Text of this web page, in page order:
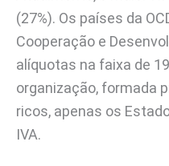
(27%). Os países da
Cooperação e
alíquotas na faixa de
organização, formada
ricos, apenas os
IVA.